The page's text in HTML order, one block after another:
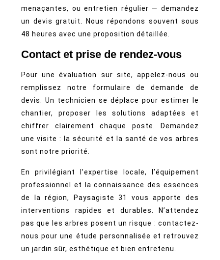
menaçantes, ou entretien régulier — demandez
un devis gratuit. Nous répondons souvent sous
48 heures avec une proposition détaillée.
Contact et prise de rendez-vous
Pour une évaluation sur site, appelez-nous ou
remplissez notre formulaire de demande de
devis. Un technicien se déplace pour estimer le
chantier, proposer les solutions adaptées et
chiffrer clairement chaque poste. Demandez
une visite : la sécurité et la santé de vos arbres
sont notre priorité.
En privilégiant l’expertise locale, l’équipement
professionnel et la connaissance des essences
de la région, Paysagiste 31 vous apporte des
interventions rapides et durables. N’attendez
pas que les arbres posent un risque : contactez-
nous pour une étude personnalisée et retrouvez
un jardin sûr, esthétique et bien entretenu.